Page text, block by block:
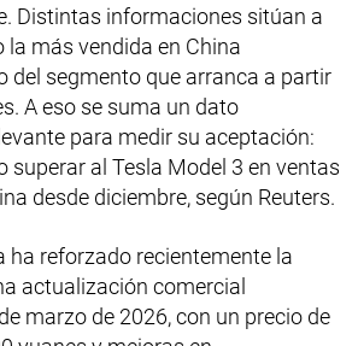
Distintas informaciones sitúan a
más vendida en China
del segmento que arranca a partir
A eso se suma un dato
para medir su aceptación:
superar al Tesla Model 3 en ventas
desde diciembre, según Reuters.
ha reforzado recientemente la
actualización comercial
marzo de 2026, con un precio de